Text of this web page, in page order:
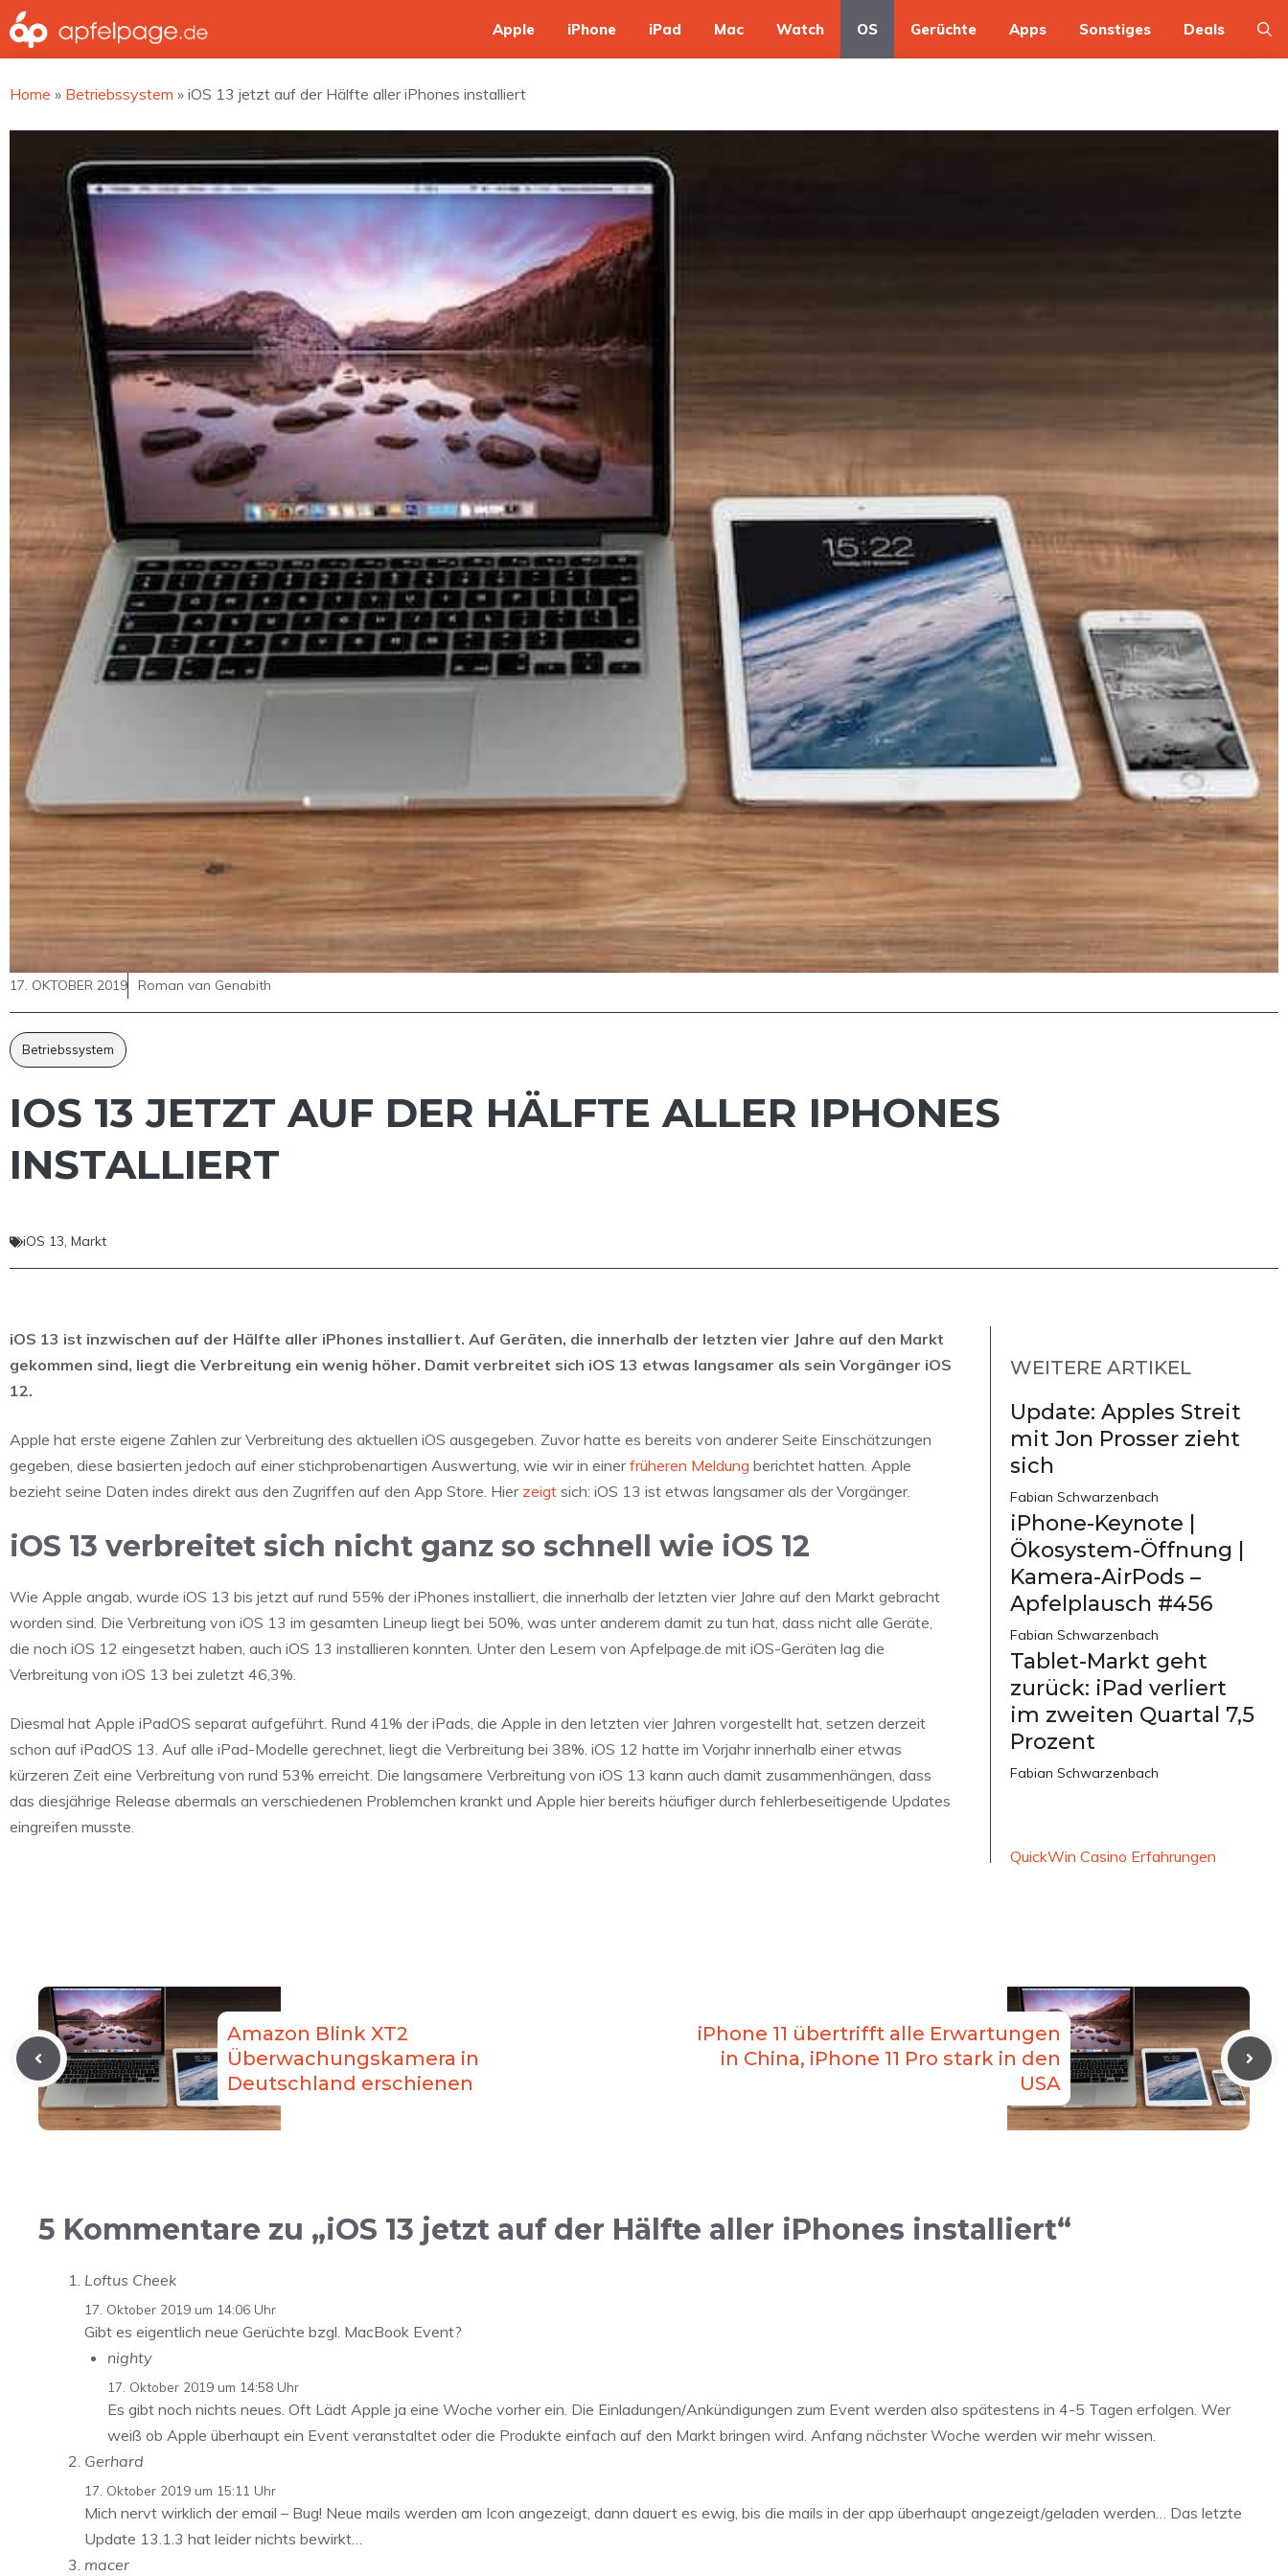
Zum
Inhalt
springen
Apple iPhone iPad Mac Watch OS Gerüchte Apps Sonstiges Deals
Home » Betriebssystem » iOS 13 jetzt auf der Hälfte aller iPhones installiert
17. OKTOBER 2019 Roman van Genabith
Betriebssystem
IOS 13 JETZT AUF DER HÄLFTE ALLER IPHONES
INSTALLIERT
iOS 13, Markt
iOS 13 ist inzwischen auf der Hälfte aller iPhones installiert. Auf Geräten, die innerhalb der letzten vier Jahre auf den Markt
gekommen sind, liegt die Verbreitung ein wenig höher. Damit verbreitet sich iOS 13 etwas langsamer als sein Vorgänger iOS
12.
Apple hat erste eigene Zahlen zur Verbreitung des aktuellen iOS ausgegeben. Zuvor hatte es bereits von anderer Seite Einschätzungen
gegeben, diese basierten jedoch auf einer stichprobenartigen Auswertung, wie wir in einerfrüheren Meldung berichtet hatten. Apple
bezieht seine Daten indes direkt aus den Zugriffen auf den App Store. Hier zeigt sich: iOS 13 ist etwas langsamer als der Vorgänger.
iOS 13 verbreitet sich nicht ganz so schnell wie iOS 12
Wie Apple angab, wurde iOS 13 bis jetzt auf rund 55% der iPhones installiert, die innerhalb der letzten vier Jahre auf den Markt gebracht
worden sind. Die Verbreitung von iOS 13 im gesamten Lineup liegt bei 50%, was unter anderem damit zu tun hat, dass nicht alle Geräte,
die noch iOS 12 eingesetzt haben, auch iOS 13 installieren konnten. Unter den Lesern von Apfelpage.de mit iOS-Geräten lag die
Verbreitung von iOS 13 bei zuletzt 46,3%.
Diesmal hat Apple iPadOS separat aufgeführt. Rund 41% der iPads, die Apple in den letzten vier Jahren vorgestellt hat, setzen derzeit
schon auf iPadOS 13. Auf alle iPad-Modelle gerechnet, liegt die Verbreitung bei 38%. iOS 12 hatte im Vorjahr innerhalb einer etwas
kürzeren Zeit eine Verbreitung von rund 53% erreicht. Die langsamere Verbreitung von iOS 13 kann auch damit zusammenhängen, dass
das diesjährige Release abermals an verschiedenen Problemchen krankt und Apple hier bereits häufiger durch fehlerbeseitigende Updates
eingreifen musste.
WEITERE ARTIKEL
Update: Apples Streit
mit Jon Prosser zieht
sich
Fabian Schwarzenbach
iPhone-Keynote |
Ökosystem-Öffnung |
Kamera-AirPods –
Apfelplausch #456
Fabian Schwarzenbach
Tablet-Markt geht
zurück: iPad verliert
im zweiten Quartal 7,5
Prozent
Fabian Schwarzenbach
QuickWin Casino Erfahrungen
Amazon Blink XT2
Überwachungskamera in
Deutschland erschienen
iPhone 11 übertrifft alle Erwartungen
in China, iPhone 11 Pro stark in den
USA
5 Kommentare zu „iOS 13 jetzt auf der Hälfte aller iPhones installiert“
Loftus Cheek
17. Oktober 2019 um 14:06 Uhr
Gibt es eigentlich neue Gerüchte bzgl. MacBook Event?
nighty
17. Oktober 2019 um 14:58 Uhr
Es gibt noch nichts neues. Oft Lädt Apple ja eine Woche vorher ein. Die Einladungen/Ankündigungen zum Event werden also spätestens in 4-5 Tagen erfolgen. Wer
weiß ob Apple überhaupt ein Event veranstaltet oder die Produkte einfach auf den Markt bringen wird. Anfang nächster Woche werden wir mehr wissen.
Gerhard
17. Oktober 2019 um 15:11 Uhr
Mich nervt wirklich der email – Bug! Neue mails werden am Icon angezeigt, dann dauert es ewig, bis die mails in der app überhaupt angezeigt/geladen werden… Das letzte
Update 13.1.3 hat leider nichts bewirkt…
macer